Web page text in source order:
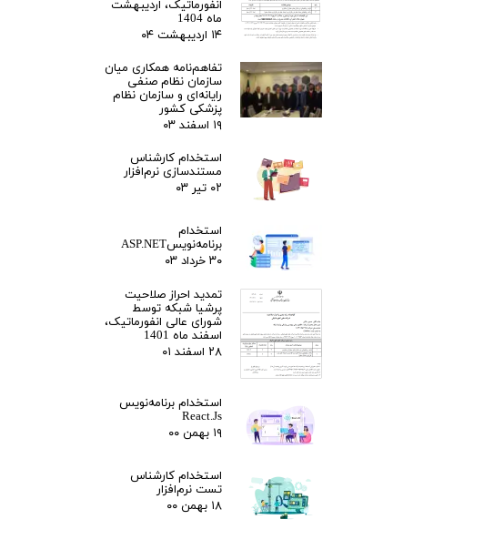
انفورماتیک، اردیبهشت
ماه 1404
۱۴ اردیبهشت ۰۴
تفاهم‌نامه همکاری میان
سازمان نظام صنفی
رایانه‌ای و سازمان نظام
پزشکی کشور
۱۹ اسفند ۰۳
استخدام کارشناس
مستندسازی نرم‌افزار
۰۲ تیر ۰۳
استخدام
برنامه‌نویسASP.NET
۳۰ خرداد ۰۳
تمدید احراز صلاحیت
پرشیا شبکه توسط
شورای عالی انفورماتیک،
اسفند ماه 1401
۲۸ اسفند ۰۱
استخدام برنامه‌نویس
React.Js
۱۹ بهمن ۰۰
استخدام کارشناس
تست نرم‌افزار
۱۸ بهمن ۰۰